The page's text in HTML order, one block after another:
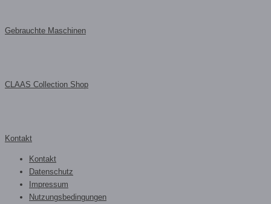
Gebrauchte Maschinen
CLAAS Collection Shop
Kontakt
Kontakt
Datenschutz
Impressum
Nutzungsbedingungen